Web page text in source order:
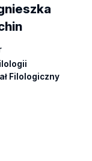
Filologiczny